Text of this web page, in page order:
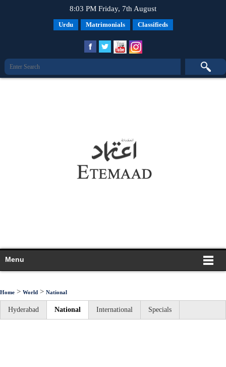
8:03 PM Friday, 7th August
Urdu Matrimonials Classifieds
Menu
Home > World > National
Hyderabad National International Specials